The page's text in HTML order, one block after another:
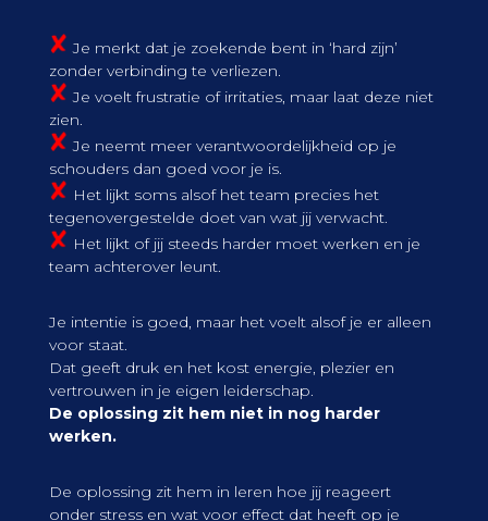
Je merkt dat je zoekende bent in ‘hard zijn’
zonder verbinding te verliezen.
Je voelt frustratie of irritaties, maar laat deze niet
zien.
Je neemt meer verantwoordelijkheid op je
schouders dan goed voor je is.
Het lijkt soms alsof het team precies het
tegenovergestelde doet van wat jij verwacht.
Het lijkt of jij steeds harder moet werken en je
team achterover leunt.
Je intentie is goed, maar het voelt alsof je er alleen
voor staat.
Dat geeft druk en het kost energie, plezier en
vertrouwen in je eigen leiderschap.
De oplossing zit hem niet in nog harder
werken.
De oplossing zit hem in leren hoe jij reageert
onder stress en wat voor effect dat heeft op je